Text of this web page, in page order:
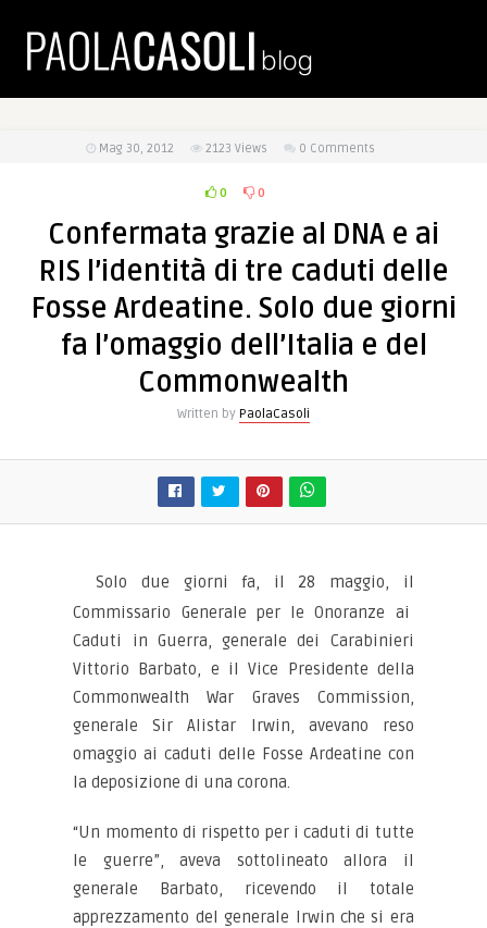
Mag 30, 2012 2123 Views 0 Comments
0 0
Confermata grazie al DNA e ai
RIS l’identità di tre caduti delle
Fosse Ardeatine. Solo due giorni
fa l’omaggio dell’Italia e del
Commonwealth
Written by PaolaCasoli
Solo due giorni fa, il 28 maggio, il
Commissario Generale per le Onoranze ai
Caduti in Guerra, generale dei Carabinieri
Vittorio Barbato, e il Vice Presidente della
Commonwealth War Graves Commission,
generale Sir Alistar Irwin, avevano reso
omaggio ai caduti delle Fosse Ardeatine con
la deposizione di una corona.
“Un momento di rispetto per i caduti di tutte
le guerre”, aveva sottolineato allora il
generale Barbato, ricevendo il totale
apprezzamento del generale Irwin che si era